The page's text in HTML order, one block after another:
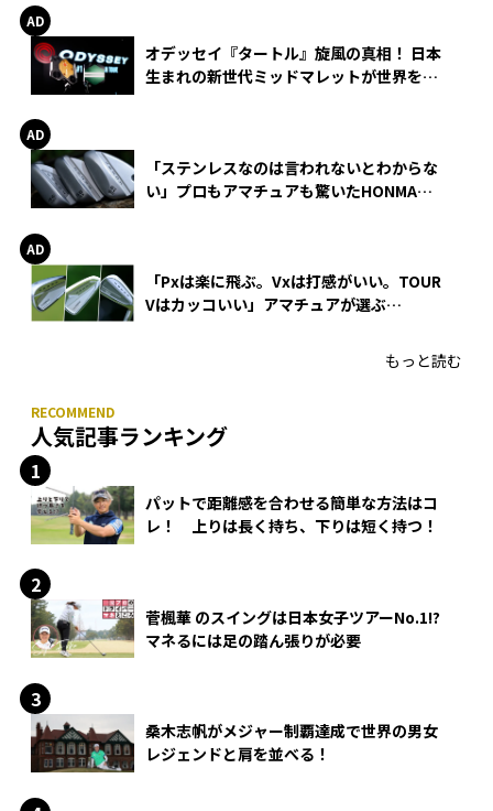
オデッセイ『タートル』旋風の真相！ 日本
生まれの新世代ミッドマレットが世界を席
「ステンレスなのは言われないとわからな
い」プロもアマチュアも驚いたHONMA
「Pxは楽に飛ぶ。Vxは打感がいい。TOUR
Vはカッコいい」アマチュアが選ぶ
もっと読む
人気記事ランキング
パットで距離感を合わせる簡単な方法はコ
レ！ 上りは長く持ち、下りは短く持つ！
菅楓華 のスイングは日本女子ツアーNo.1!?
マネるには足の踏ん張りが必要
桑木志帆がメジャー制覇達成で世界の男女
レジェンドと肩を並べる！